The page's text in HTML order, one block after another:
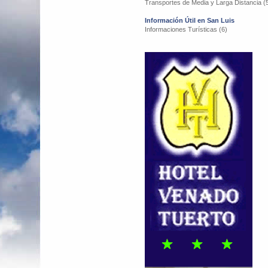
Transportes de Media y Larga Distancia
Información Útil en San Luis
Informaciones Turísticas (6)